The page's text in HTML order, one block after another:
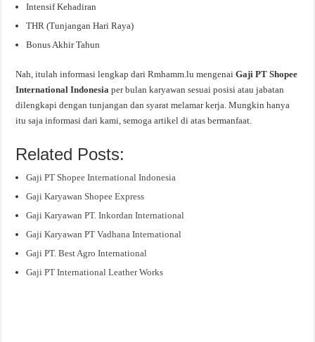
Intensif Kehadiran
THR (Tunjangan Hari Raya)
Bonus Akhir Tahun
Nah, itulah informasi lengkap dari Rmhamm.lu mengenaiGaji PT Shopee
International Indonesiaper bulan karyawan sesuai posisi atau jabatan
dilengkapi dengan tunjangan dan syarat melamar kerja. Mungkin hanya
itu saja informasi dari kami, semoga artikel di atas bermanfaat.
Related Posts:
Gaji PT Shopee International Indonesia
Gaji Karyawan Shopee Express
Gaji Karyawan PT. Inkordan International
Gaji Karyawan PT Vadhana International
Gaji PT. Best Agro International
Gaji PT International Leather Works